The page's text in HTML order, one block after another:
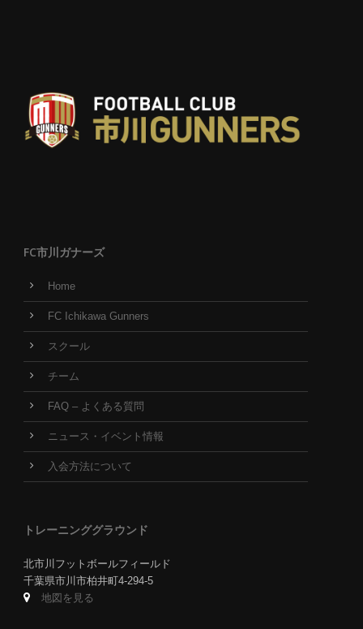
FC市川ガナーズ
Home
FC Ichikawa Gunners
スクール
チーム
FAQ – よくある質問
ニュース・イベント情報
入会方法について
トレーニンググラウンド
北市川フットボールフィールド
千葉県市川市柏井町4-294-5
地図を見る